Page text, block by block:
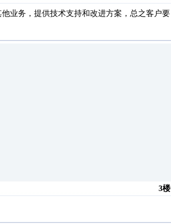
业务，提供技术支持和改进方案，总之客户要
3楼